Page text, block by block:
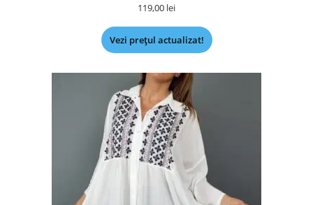
119,00 lei
Vezi prețul actualizat!